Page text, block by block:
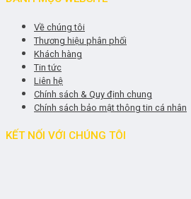
Về chúng tôi
Thương hiệu phân phối
Khách hàng
Tin tức
Liên hệ
Chính sách & Quy định chung
Chính sách bảo mật thông tin cá nhân
KẾT NỐI VỚI CHÚNG TÔI